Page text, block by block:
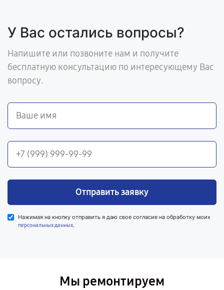
У Вас остались вопросы?
Напишите или позвоните нам и получите
бесплатную консультацию по интересующему Вас
вопросу.
Отправить заявку
Нажимая на кнопку отправить я даю свое согласие на обработку моих
персональных данных.
Мы ремонтируем